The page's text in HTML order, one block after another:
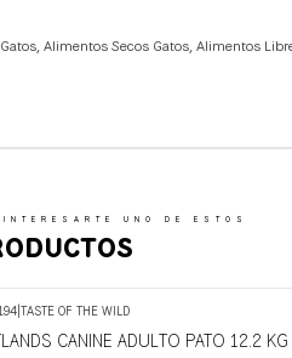
,Alimentos Secos Gatos,Alimentos
UNO DE ESTOS
| TASTE OF THE WILD
CANINE ADULTO PATO 12.2 KG